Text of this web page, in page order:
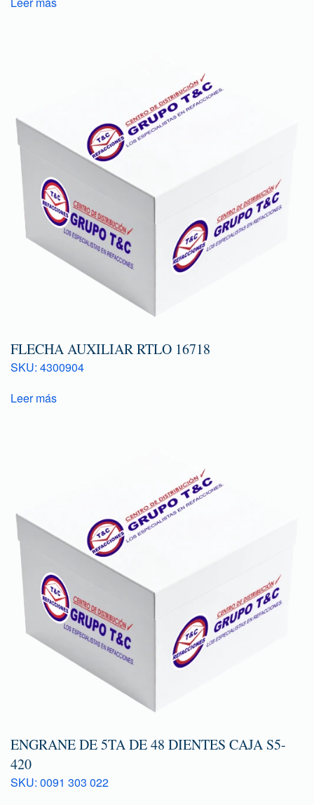
FLECHA AUXILIAR RTLO 16718
SKU: 4300904
Leer más
ENGRANE DE 5TA DE 48 DIENTES CAJA S5-
420
SKU: 0091 303 022